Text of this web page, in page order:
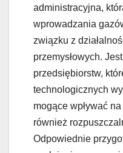
administracyjna,
wprowadzania
związku z
przemysłowych.
przedsiębiorstw,
technologicznych
mogące wpływać
również
Odpowiednie